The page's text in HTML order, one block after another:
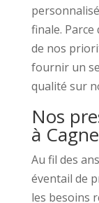
finale.
de nos
fournir un
qualité sur
Nos
à
Au fil des
éventail de
les besoins